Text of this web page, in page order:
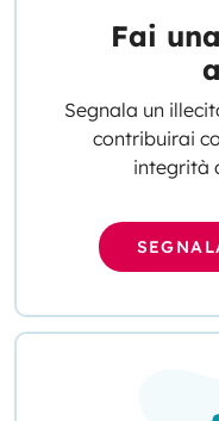
Fai
Segnala un
contribuirai
integrità